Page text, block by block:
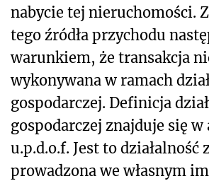
nabycie tej nieruchomości.
tego źródła przychodu
warunkiem, że transakcja
wykonywana w ramach
gospodarczej. Definicja
gospodarczej znajduje się w
u.p.d.o.f. Jest to działalność
prowadzona we własnym